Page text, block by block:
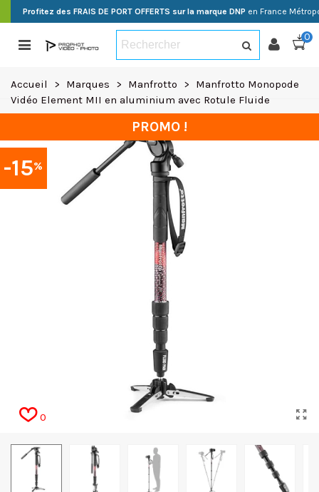
Profitez des FRAIS DE PORT OFFERTS sur la marque DNP en France
0
Accueil > Marques > Manfrotto >
Manfrotto Monopode
Vidéo Element MII en aluminium avec Rotule Fluide
-15%
PROMO !
0